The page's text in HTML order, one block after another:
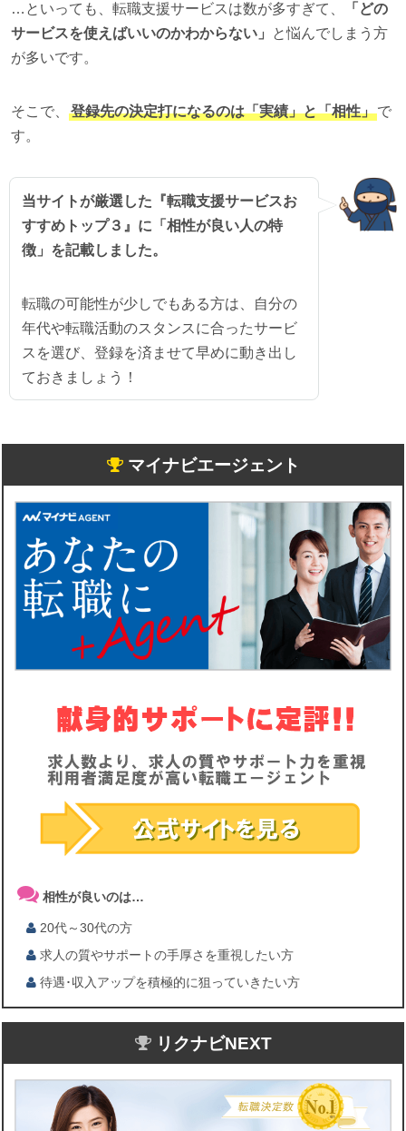
…といっても、転職支援サービスは数が多すぎて、
「どの
サービスを使えばいいのかわからない」
と悩んでしまう方
が多いです。
そこで、 登録先の決定打になるのは「実績」と「相性」で
す。
当サイトが厳選した『転職支援サービスお
すすめトップ３』に「相性が良い人の特
徴」を記載しました。
転職の可能性が少しでもある方は、自分の
年代や転職活動のスタンスに合ったサービ
スを選び、登録を済ませて早めに動き出し
ておきましょう！
マイナビエージェント
相性が良いのは…
20代～30代の方
求人の質やサポートの手厚さを重視したい方
待遇･収入アップを積極的に狙っていきたい方
リクナビNEXT